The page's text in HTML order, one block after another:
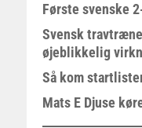
Første svenske
Svensk
øjeblikkelig
Så kom
Mats E Djuse